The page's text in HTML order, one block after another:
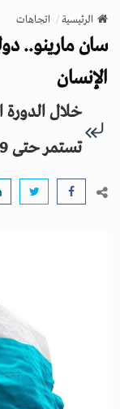
v
i
g
a
o
الرئيسية اتجاهات
سان مارينو..
الإنسان
تستمر حتى 9 يوليو المقبل